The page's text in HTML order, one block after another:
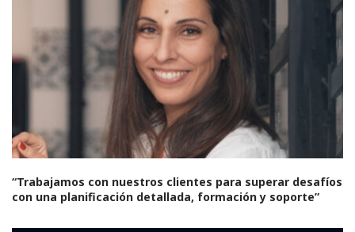
“Trabajamos con nuestros clientes para superar desafíos
con una planificación detallada, formación y soporte”